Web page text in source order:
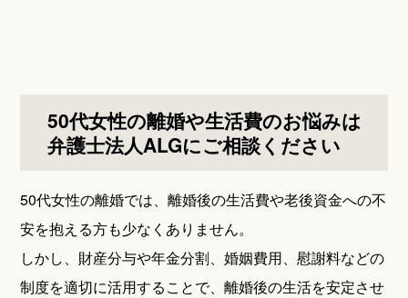
50代女性の離婚や生活費のお悩みは
弁護士法人ALGにご相談ください
50代女性の離婚では、離婚後の生活費や老後資金への不
安を抱える方も少なくありません。
しかし、財産分与や年金分割、婚姻費用、慰謝料などの
制度を適切に活用することで、離婚後の生活を安定させ